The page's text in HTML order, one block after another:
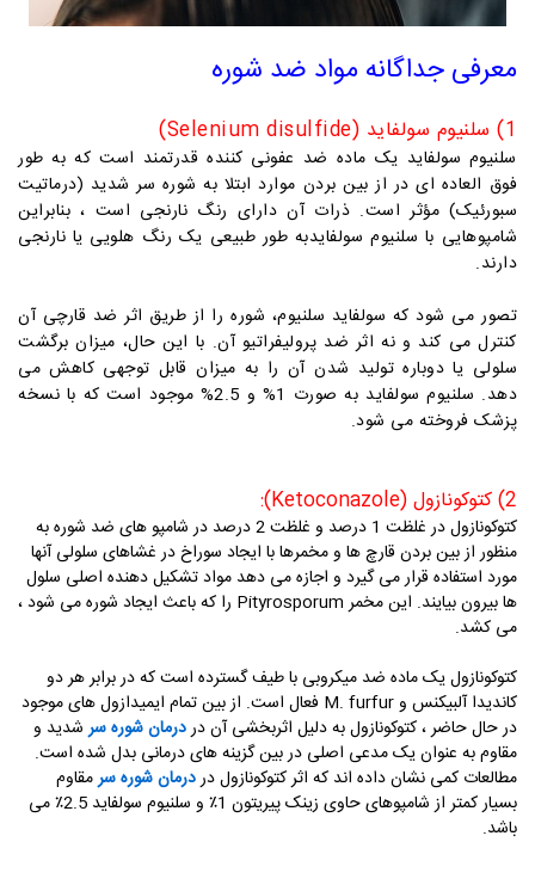
معرفی جداگانه مواد ضد شوره
1) سلنیوم سولفاید (Selenium disulfide)
سلنیوم سولفاید یک ماده ضد عفونی کننده قدرتمند است که به طور
فوق العاده ای در از بین بردن موارد ابتلا به شوره سر شدید (درماتیت
سبورئیک) مؤثر است. ذرات آن دارای رنگ نارنجی است ، بنابراین
شامپوهایی با سلنیوم سولفایدبه طور طبیعی یک رنگ هلویی یا نارنجی
دارند.
تصور می شود که سولفاید سلنیوم، شوره را از طریق اثر ضد قارچی آن
کنترل می کند و نه اثر ضد پرولیفراتیو آن. با این حال، میزان برگشت
سلولی یا دوباره تولید شدن آن را به میزان قابل توجهی کاهش می
دهد. سلنیوم سولفاید به صورت 1% و 2.5% موجود است که با نسخه
پزشک فروخته می شود.
2) کتوکونازول (Ketoconazole):
کتوکونازول در غلظت 1 درصد و غلظت 2 درصد در شامپو های ضد شوره به
منظور از بین بردن قارچ ها و مخمرها با ایجاد سوراخ در غشاهای سلولی آنها
مورد استفاده قرار می گیرد و اجازه می دهد مواد تشکیل دهنده اصلی سلول
ها بیرون بیایند. این مخمر Pityrosporum را که باعث ایجاد شوره می شود ،
می کشد.
کتوکونازول یک ماده ضد میکروبی با طیف گسترده است که در برابر هر دو
کاندیدا آلبیکنس و M. furfur فعال است. از بین تمام ایمیدازول های موجود
در حال حاضر ، کتوکونازول به دلیل اثربخشی آن دردرمان شوره سرشدید و
مقاوم به عنوان یک مدعی اصلی در بین گزینه های درمانی بدل شده است.
مطالعات کمی نشان داده اند که اثر کتوکونازول دردرمان شوره سرمقاوم
بسیار کمتر از شامپوهای حاوی زینک پیریتون 1٪ و
سلنیوم سولفاید 2.5٪ می
باشد.